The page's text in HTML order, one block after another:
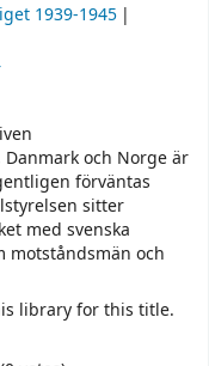
1939-1945
och Norge är
förväntas
sitter
med svenska
motståndsmän och
library for this title.